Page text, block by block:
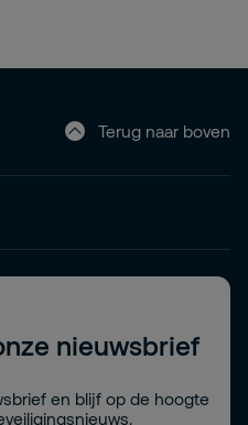
Terug naar boven
nieuwsbrief
en blijf op de hoogte